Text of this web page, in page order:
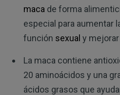
maca de forma
especial para aumentar
función sexual y
La maca contiene
20 aminoácidos y una
ácidos grasos que